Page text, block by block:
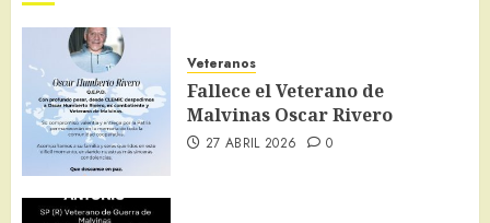
Veteranos
Fallece el Veterano de
Malvinas Oscar Rivero
27 ABRIL 2026 0